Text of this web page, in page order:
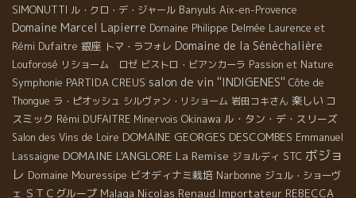
SIMONUTTI ル・クロ・デ・ジャール Banyuls Aix-en-Provence
Domaine Marcel Lapierre Domaine Philippe Delmée Laurence et
Rémi Dufaitre 銀座 トマ・ラフォレ Domaine de la Sénèchalière
Louforosé リショーム ロゼ ビストロ・ビアンカーラ Passion et Nature
Symphonie PARTIDA CREUS salon de vin ''INDIGENES'' Côte de
Thongue ラ・ピオッシュ シルヴァン・リショーム 岩田コキさん 楽しい コ
スミック Rémi DUFAITRE Minervois Okinawa ル・タン・デ・スリーズ
Salon des Vins de Loire DOMAINE GEORGES DESCOMBES Emmanuel
Lassaigne DOMAINE L'ANGLORE La Remise ジョルディ STC ボジョ
レ Domaine Mouressipe ビオディナミ栽培 Narbonne ジュル・ショーヴ
ェ ＳＴＣグループ Malaga Nicolas Renaud Importateur REBECCA